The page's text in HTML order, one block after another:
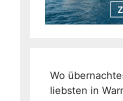
Wo
liebsten in